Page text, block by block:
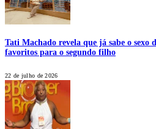
Tati Machado revela que já sabe o sexo
favoritos para o segundo filho
22 de julho de 2026